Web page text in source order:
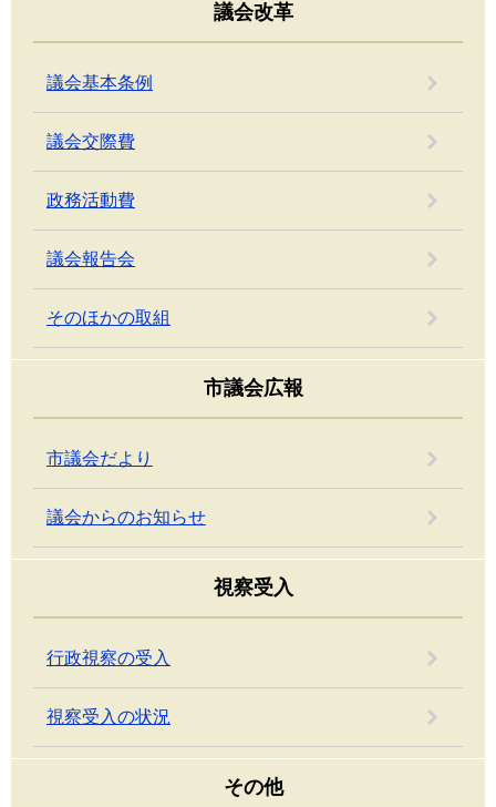
議会改革
議会基本条例
議会交際費
政務活動費
議会報告会
そのほかの取組
市議会広報
市議会だより
議会からのお知らせ
視察受入
行政視察の受入
視察受入の状況
その他